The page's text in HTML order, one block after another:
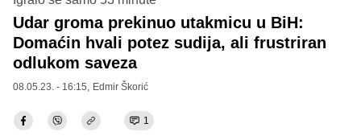
Udar groma prekinuo utakmicu u BiH:
Domaćin hvali potez sudija, ali frustriran
odlukom saveza
08.05.23. - 16:15, Edmir Škorić
1